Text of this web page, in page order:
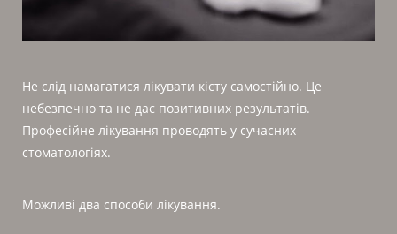
Не слід намагатися лікувати кісту самостійно. Це
небезпечно та не дає позитивних результатів.
Професійне лікування проводять у сучасних
стоматологіях.
Можливі два способи лікування.